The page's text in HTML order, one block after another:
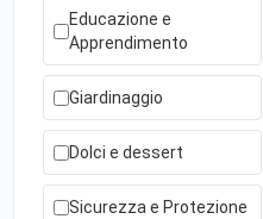
Educazione e
Apprendimento
Giardinaggio
Dolci e dessert
Sicurezza e Protezione